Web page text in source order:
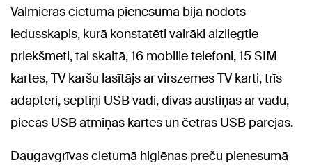
Valmieras cietumā pienesumā bija nodots
ledusskapis, kurā konstatēti vairāki aizliegtie
priekšmeti, tai skaitā, 16 mobilie telefoni, 15 SIM
kartes, TV karšu lasītājs ar virszemes TV karti, trīs
adapteri, septiņi USB vadi, divas austiņas ar vadu,
piecas USB atmiņas kartes un četras USB pārejas.
Daugavgrīvas cietumā higiēnas preču pienesumā